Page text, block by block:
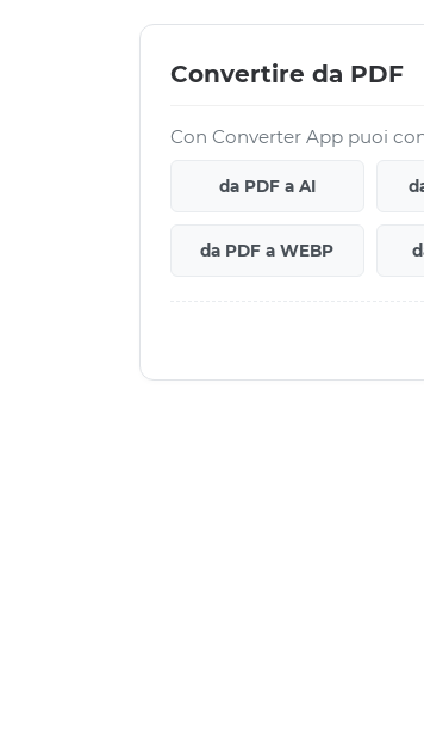
Convertire da PDF
Con Converter App puoi
da PDF a AI
da PDF a WEBP